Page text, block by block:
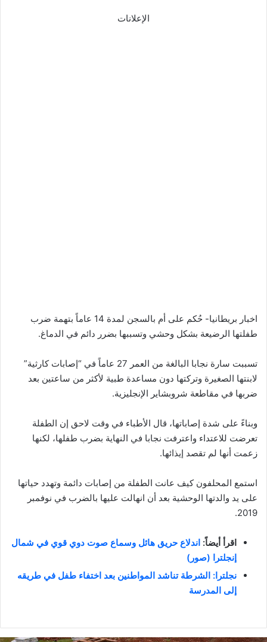
الإعلانات
اخبار بريطانيا- حُكم على أم بالسجن لمدة 14 عاماً بتهمة ضرب
طفلتها الرضيعة بشكل وحشي وتسببها بضرر دائم في الدماغ.
تسببت سارة نجابا البالغة من العمر 27 عاماً في “إصابات كارثية”
لابنتها الصغيرة وتركتها دون مساعدة طبية لأكثر من ساعتين بعد
ضربها في مقاطعة شروبشاير الإنجليزية.
وبناءً على شدة إصاباتها، قال الأطباء في وقت لاحق إن الطفلة
تعرضت للاعتداء واعترفت نجابا في النهاية بضرب طفلها، لكنها
زعمت أنها لم تقصد إيذائها.
استمع المحلفون كيف عانت الطفلة من إصابات دائمة وتهدد حياتها
على يد والدتها الوحشية بعد أن انهالت عليها بالضرب في نوفمبر
2019.
اقرأ أيضاً: اندلاع حريق هائل وسماع صوت دوي قوي في شمال
إنجلترا (صور)
نجلترا: الشرطة تناشد المواطنين بعد اختفاء طفل في طريقه
إلى المدرسة